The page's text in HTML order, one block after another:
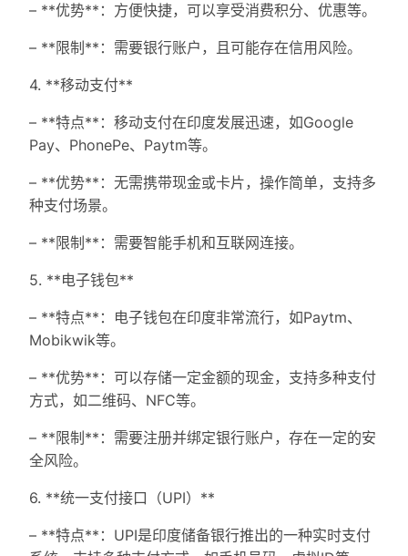
– **优势**：方便快捷，可以享受消费积分、优惠等。
– **限制**：需要银行账户，且可能存在信用风险。
4. **移动支付**
– **特点**：移动支付在印度发展迅速，如Google
Pay、PhonePe、Paytm等。
– **优势**：无需携带现金或卡片，操作简单，支持多
种支付场景。
– **限制**：需要智能手机和互联网连接。
5. **电子钱包**
– **特点**：电子钱包在印度非常流行，如Paytm、
Mobikwik等。
– **优势**：可以存储一定金额的现金，支持多种支付
方式，如二维码、NFC等。
– **限制**：需要注册并绑定银行账户，存在一定的安
全风险。
6. **统一支付接口（UPI）**
– **特点**：UPI是印度储备银行推出的一种实时支付